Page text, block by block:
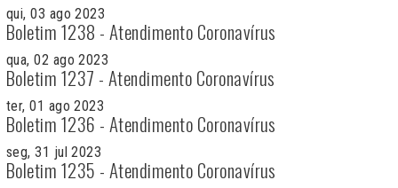
qui, 03 ago 2023
Boletim 1238 - Atendimento Coronavírus
qua, 02 ago 2023
Boletim 1237 - Atendimento Coronavírus
ter, 01 ago 2023
Boletim 1236 - Atendimento Coronavírus
seg, 31 jul 2023
Boletim 1235 - Atendimento Coronavírus